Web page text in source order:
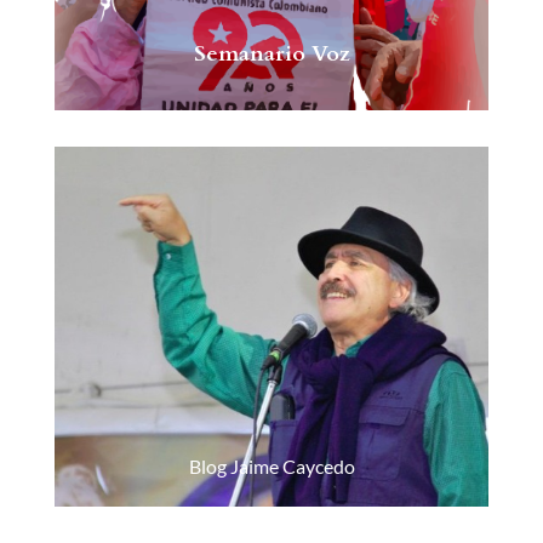
Semanario Voz
Blog Jaime Caycedo